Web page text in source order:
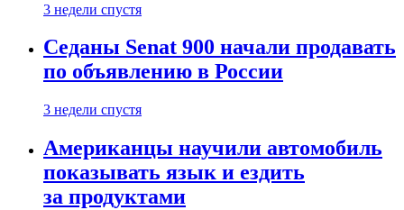
3 недели спустя
Седаны Senat 900 начали продавать
по объявлению в России
3 недели спустя
Американцы научили автомобиль
показывать язык и ездить
за продуктами